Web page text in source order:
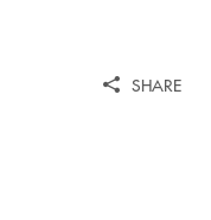
SHARE